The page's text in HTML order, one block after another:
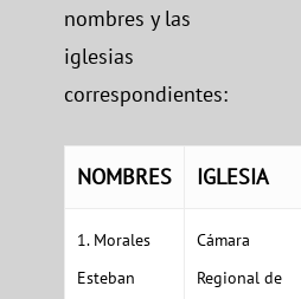
nombres y las
iglesias
correspondientes:
NOMBRES IGLESIA
1. Morales
Esteban
Cámara
Regional de